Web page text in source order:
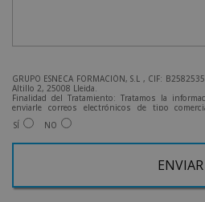
GRUPO ESNECA FORMACIÓN, S.L , CIF:
Altillo 2, 25008 Lleida.
Finalidad del Tratamiento: Tratamos la
enviarle correos electrónicos de tipo
ofrecidos y otros tipo de productos que fueran
Legitimación del tratamiento: Consentimiento del
a la dirección admin@grupoesneca.com.
Desea recibir información comercial (vía telefónica
SÍ NO